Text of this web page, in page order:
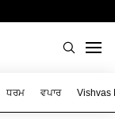
ਧਰਮ ਵਪਾਰ Vishvas